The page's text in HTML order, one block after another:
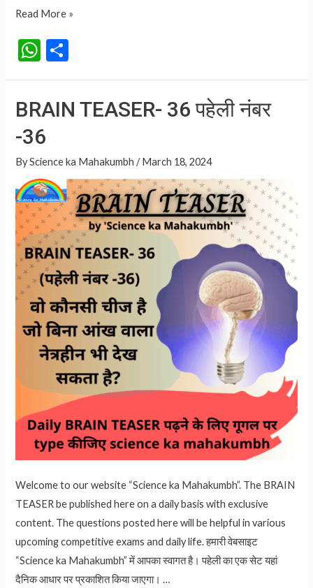
BRAIN
37
-37
Read More »
W
h
at
s
A
p
p
h
ar
e
BRAIN TEASER- 36 पहेली नंबर
-36
ByScience ka Mahakumbh /March 18, 2024
Welcome to our website “Science ka Mahakumbh”. The BRAIN
TEASER be published here on a daily basis with exclusive
content. The questions posted here will be helpful in various
upcoming competitive exams and daily life. हमारी वेबसाइट
“Science ka Mahakumbh” में आपका स्वागत है। पहेली का एक सेट यहां
दैनिक आधार पर प्रकाशित किया जाएगा। …